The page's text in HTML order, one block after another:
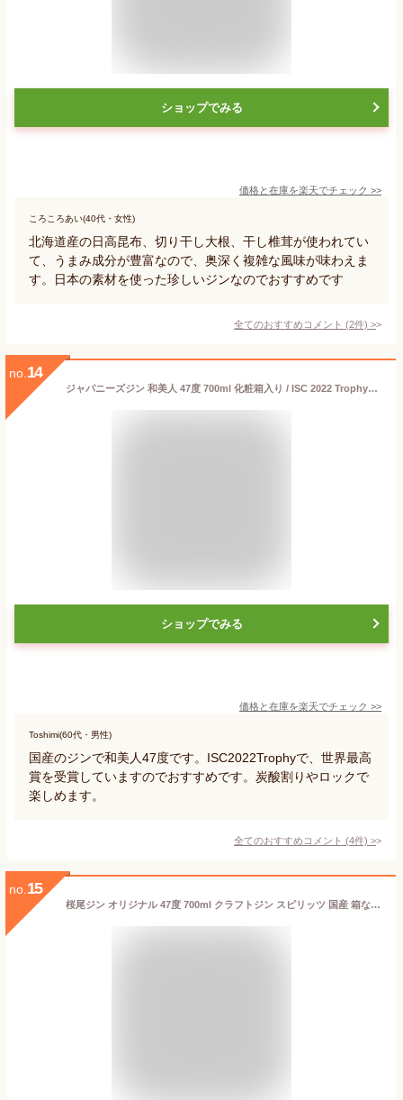
ショップでみる
価格と在庫を楽天でチェック >>
ころころあい(40代・女性)
北海道産の日高昆布、切り干し大根、干し椎茸が使われてい
て、うまみ成分が豊富なので、奥深く複雑な風味が味わえま
す。日本の素材を使った珍しいジンなのでおすすめです
全てのおすすめコメント (2件) >
no. 14
ジャパニーズジン 和美人 47度 700ml 化粧箱入り / ISC 2022 Trophy（世界最高賞）受賞 / お祝い ギフト 対応無料 本坊酒造 MARS マルス 国産 クラフトジン ギフト 男性 プレゼント / 本坊酒造 公式通販
ショップでみる
価格と在庫を楽天でチェック >>
Toshimi(60代・男性)
国産のジンで和美人47度です。ISC2022Trophyで、世界最高
賞を受賞していますのでおすすめです。炭酸割りやロックで
楽しめます。
全てのおすすめコメント (4件) >
no. 15
桜尾ジン オリジナル 47度 700ml クラフトジン スピリッツ 国産 箱なし 【 お酒 ジン カクテル 酒 蒸留酒 ジャパニーズジン ご自宅用 洋酒 業務用 父 宅飲み 家庭用 お返し ひとり飲み 手土産 家呑み 宅呑み 飲み会 美味しいお酒 居酒屋 】【ワインならリカオー】